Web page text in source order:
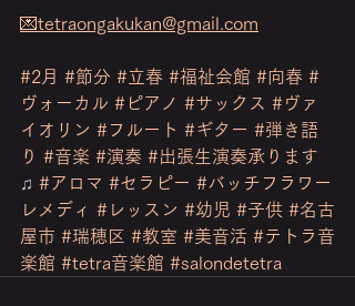
💌tetraongakukan@gmail.com
#2月 #節分 #立春 #福祉会館 #向春 #
ヴォーカル #ピアノ #サックス #ヴァ
イオリン #フルート #ギター #弾き語
り #音楽 #演奏 #出張生演奏承ります
♫ #アロマ #セラピー #バッチフラワー
レメディ #レッスン #幼児 #子供 #名古
屋市 #瑞穂区 #教室 #美音活 #テトラ音
楽館 #tetra音楽館 #salondetetra